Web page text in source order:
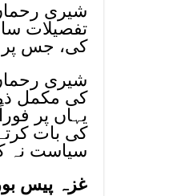
شیری
تفصیلات
کی، جس پر
شیری
کی مکمل
یہاں پر
کی بات
سیاست نہ
غزہ پیس